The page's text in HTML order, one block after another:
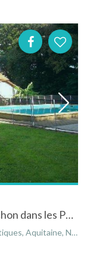
Gîtes "Au Petit Yann" à Séméacq-Blachon dans les Pyrénées-Atlantiques en Aquitaine
Aquitaine, France